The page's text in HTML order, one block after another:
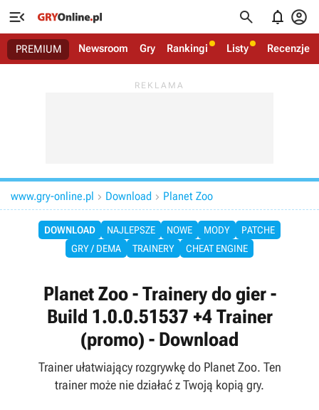
   
PREMIUM Newsroom Gry Rankingi Listy Recenzje
www.gry-online.pl  Download  Planet Zoo
DOWNLOAD NAJLEPSZE NOWE MODY
PATCHE
GRY / DEMA
TRAINERY CHEAT ENGINE
Planet Zoo - Trainery do gier -
Build 1.0.0.51537 +4 Trainer
(promo) - Download
Trainer ułatwiający rozgrywkę do Planet Zoo. Ten
trainer może nie działać z Twoją kopią gry.